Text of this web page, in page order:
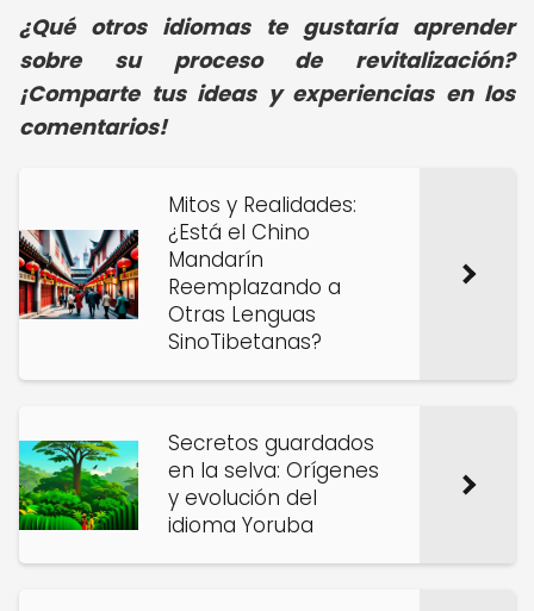
¿Qué otros idiomas te gustaría aprender
sobre su proceso de revitalización?
¡Comparte tus ideas y experiencias en los
comentarios!
Mitos y Realidades:
¿Está el Chino
Mandarín
Reemplazando a
Otras Lenguas
SinoTibetanas?
Secretos guardados
en la selva: Orígenes
y evolución del
idioma Yoruba